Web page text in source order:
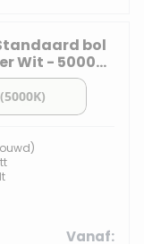
bol
Wit - 5000K
Vanaf